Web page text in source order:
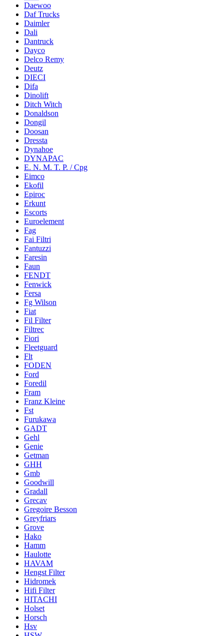
Daewoo
Daf Trucks
Daimler
Dali
Dantruck
Dayco
Delco Remy
Deutz
DIECI
Difa
Dinolift
Ditch Witch
Donaldson
Dongil
Doosan
Dressta
Dynahoe
DYNAPAC
E. N. M. T. P. / Cpg
Eimco
Ekofil
Epiroc
Erkunt
Escorts
Euroelement
Fag
Fai Filtri
Fantuzzi
Faresin
Faun
FENDT
Fenwick
Fersa
Fg Wilson
Fiat
Fil Filter
Filtrec
Fiori
Fleetguard
Flt
FODEN
Ford
Foredil
Fram
Franz Kleine
Fst
Furukawa
GADT
Gehl
Genie
Getman
GHH
Gmb
Goodwill
Gradall
Grecav
Gregoire Besson
Greyfriars
Grove
Hako
Hamm
Haulotte
HAVAM
Hengst Filter
Hidromek
Hifi Filter
HITACHI
Holset
Horsch
Hsv